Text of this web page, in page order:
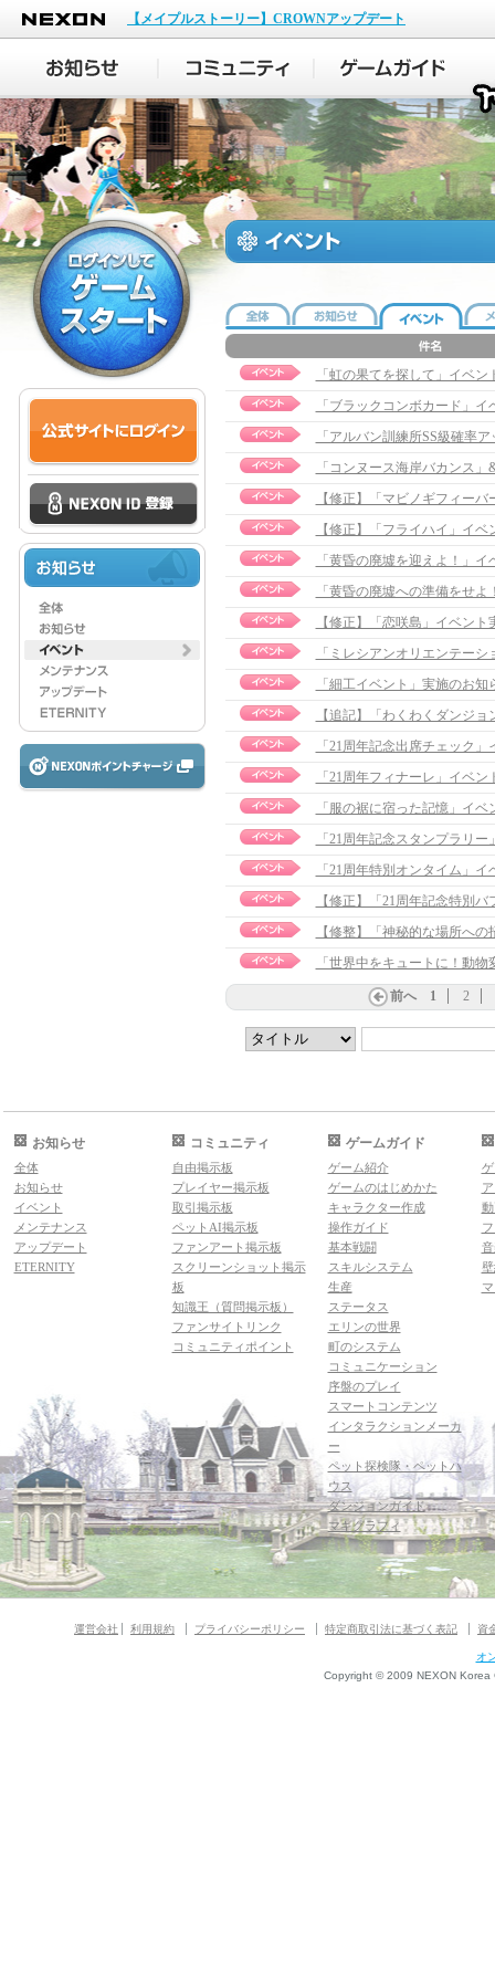
NEXON
【メイプルストーリー】CROWNアップデート
「虹の果てを探して」イベ
「ブラックコンボカード」
「アルバン訓練所SS級確率
「コンヌース海岸バカンス
【修正】「マビノギフィー
【修正】「フライハイ」イ
「黄昏の廃墟を迎えよ！」
「黄昏の廃墟への準備をせ
【修正】「恋咲島」イベン
「ミレシアンオリエンテー
「細工イベント」実施のお知
【追記】「わくわくダンジ
「21周年記念出席チェック
「21周年フィナーレ」イベ
「服の裾に宿った記憶」イ
「21周年記念スタンプラリ
「21周年特別オンタイム」
【修正】「21周年記念特別
【修整】「神秘的な場所へ
「世界中をキュートに！動
前へ 1 2
お知らせ
全体
お知らせ
イベント
メンテナンス
アップデート
ETERNITY
コミュニティ
自由掲示板
プレイヤー掲示板
取引掲示板
ペットAI掲示板
ファンアート掲示板
スクリーンショット掲示
板
知識王（質問掲示板）
ファンサイトリンク
コミュニティポイント
ゲームガイド
ゲーム紹介
ゲームのはじめかた
キャラクター作成
操作ガイド
基本戦闘
スキルシステム
生産
ステータス
エリンの世界
町のシステム
コミュニケーション
序盤のプレイ
スマートコンテンツ
インタラクションメーカ
ー
ペット探検隊・ペットハ
ウス
ダンジョンガイド
マギグラフィ
運営会社 利用規約 プライバシーポリシー 特定商取引法に基づく表記 資
オ
Copyright © 2009 NEXON Korea